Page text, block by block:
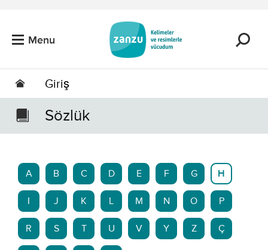
Menu
Giriş
Sözlük
A B C D E F G H
J K L M N O P
R S T U V Y Z Ç